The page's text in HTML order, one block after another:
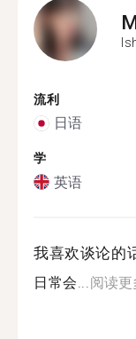
流利
日语
学
英语
我喜欢谈论的
日常会... 阅读更